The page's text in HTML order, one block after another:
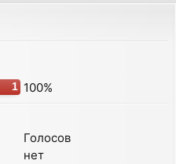
1 100%
Голосов
нет